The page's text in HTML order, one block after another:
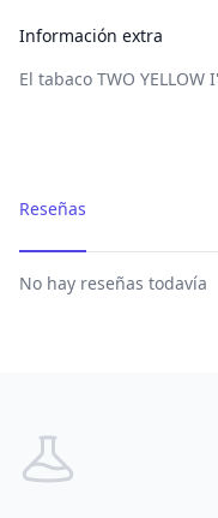
Información extra
El tabaco TWO
Reseñas
No hay reseñas todavía